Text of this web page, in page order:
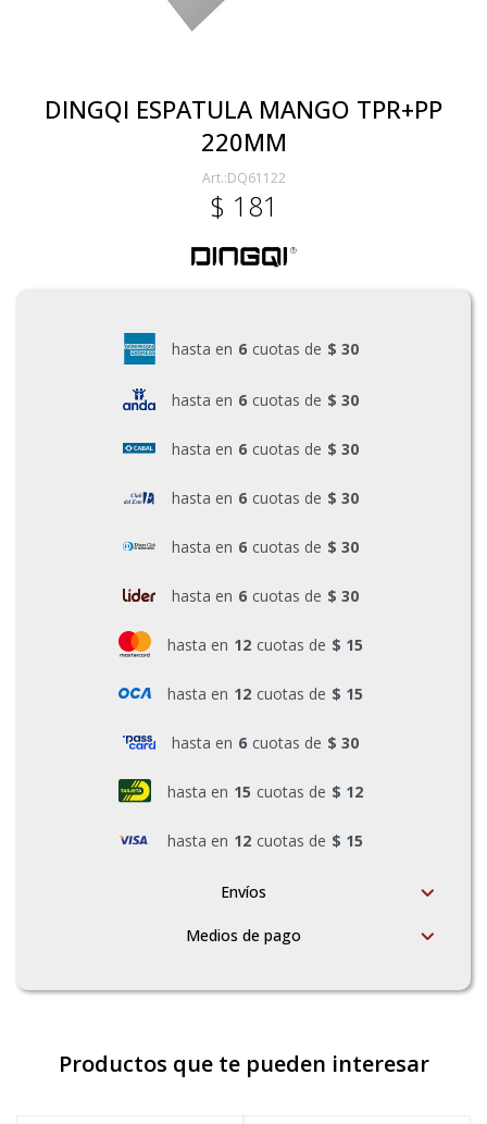
DINGQI ESPATULA MANGO TPR+PP
220MM
DQ61122
$ 181
hasta en 6 cuotas de $ 30
hasta en 6 cuotas de $ 30
hasta en 6 cuotas de $ 30
hasta en 6 cuotas de $ 30
hasta en 6 cuotas de $ 30
hasta en 6 cuotas de $ 30
hasta en 12 cuotas de $ 15
hasta en 12 cuotas de $ 15
hasta en 6 cuotas de $ 30
hasta en 15 cuotas de $ 12
hasta en 12 cuotas de $ 15
Envíos
Medios de pago
Productos que te pueden interesar
Herramientas Eléctrica y Batería
Piscinas e Inflables